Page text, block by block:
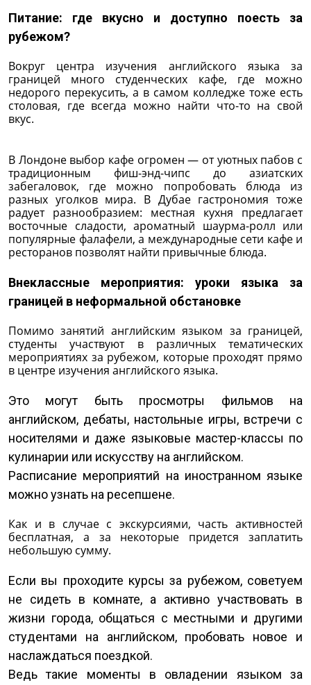
Питание: где вкусно и доступно поесть за
рубежом?
Вокруг центра изучения английского языка за
границей много студенческих кафе, где можно
недорого перекусить, а в самом колледже тоже есть
столовая, где всегда можно найти что-то на свой
вкус.
В Лондоне выбор кафе огромен — от уютных пабов с
традиционным фиш-энд-чипс до азиатских
забегаловок, где можно попробовать блюда из
разных уголков мира. В Дубае гастрономия тоже
радует разнообразием: местная кухня предлагает
восточные сладости, ароматный шаурма-ролл или
популярные фалафели, а международные сети кафе и
ресторанов позволят найти привычные блюда.
Внеклассные мероприятия: уроки языка за
границей в неформальной обстановке
Помимо занятий английским языком за границей,
студенты участвуют в различных тематических
мероприятиях за рубежом, которые проходят прямо
в центре изучения английского языка.
Это могут быть просмотры фильмов на
английском, дебаты, настольные игры, встречи с
носителями и даже языковые мастер-классы по
кулинарии или искусству на английском.
Расписание мероприятий на иностранном языке
можно узнать на ресепшене.
Как и в случае с экскурсиями, часть активностей
бесплатная, а за некоторые придется заплатить
небольшую сумму.
Если вы проходите курсы за рубежом, советуем
не сидеть в комнате, а активно участвовать в
жизни города, общаться с местными и другими
студентами на английском, пробовать новое и
наслаждаться поездкой.
Ведь такие моменты в овладении языком за